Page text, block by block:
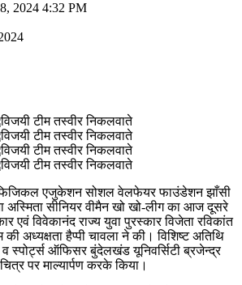
2024 4:32 PM
फिजिकल एजुकेशन सोशल वेलफेयर फाउंडेशन झाँसी
अस्मिता सीनियर वीमैन खो खो-लीग का आज दूसरे
एवं विवेकानंद राज्य युवा पुरस्कार विजेता रविकांत
अध्यक्षता हैप्पी चावला ने की। विशिष्ट अतिथि
स्पोर्ट्स ऑफिसर बुंदेलखंड यूनिवर्सिटी ब्रजेन्द्र
पर माल्यार्पण करके किया।